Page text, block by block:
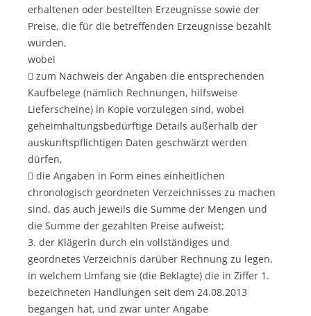
erhaltenen oder bestellten Erzeugnisse sowie der
Preise, die für die betreffenden Erzeugnisse bezahlt
wurden,
wobei
 zum Nachweis der Angaben die entsprechenden
Kaufbelege (nämlich Rechnungen, hilfsweise
Lieferscheine) in Kopie vorzulegen sind, wobei
geheimhaltungsbedürftige Details außerhalb der
auskunftspflichtigen Daten geschwärzt werden
dürfen,
 die Angaben in Form eines einheitlichen
chronologisch geordneten Verzeichnisses zu machen
sind, das auch jeweils die Summe der Mengen und
die Summe der gezahlten Preise aufweist;
3. der Klägerin durch ein vollständiges und
geordnetes Verzeichnis darüber Rechnung zu legen,
in welchem Umfang sie (die Beklagte) die in Ziffer 1.
bezeichneten Handlungen seit dem 24.08.2013
begangen hat, und zwar unter Angabe